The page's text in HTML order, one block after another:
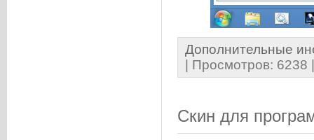
Дополнительные
| Просмотров: 6238
Скин для